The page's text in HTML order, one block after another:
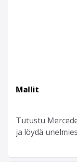
Mallit
Tutustu
ja löydä